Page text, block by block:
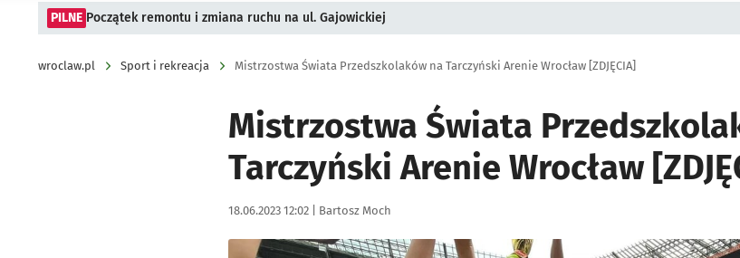
PILNE Początek remontu i zmiana ruchu na ul. Gajowickiej
wroclaw.pl Sport i rekreacja Mistrzostwa Świata Przedszkolaków na Tarczyński Arenie Wrocław [ZDJĘCIA]
Mistrzostwa Świata
Tarczyński Arenie Wrocław
Data publikacji:
18.06.2023 12:02 | Autor:
Bartosz Moch
Kliknij, aby zobaczyć galerię